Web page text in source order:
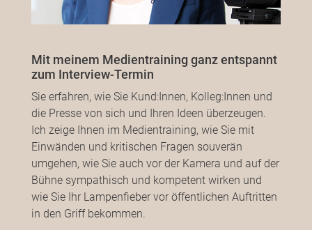
Mit meinem Medientraining ganz entspannt
zum Interview-Termin
Sie erfahren, wie Sie Kund:Innen, Kolleg:Innen und
die Presse von sich und Ihren Ideen überzeugen.
Ich zeige Ihnen im Medientraining, wie Sie mit
Einwänden und kritischen Fragen souverän
umgehen, wie Sie auch vor der Kamera und auf der
Bühne sympathisch und kompetent wirken und
wie Sie Ihr Lampenfieber vor öffentlichen Auftritten
in den Griff bekommen.